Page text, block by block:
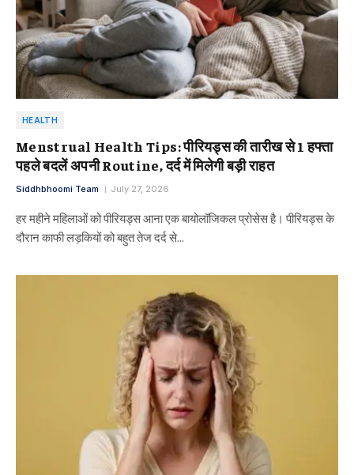
HEALTH
Menstrual Health Tips: पीरियड्स की तारीख से 1 हफ्ता
पहले बदलें अपनी Routine, दर्द में मिलेगी बड़ी राहत
Siddhbhoomi Team July 27, 2026
हर महीने महिलाओं को पीरियड्स आना एक बायोलॉजिकल प्रोसेस है। पीरियड्स के
दौरान काफी लड़कियों को बहुत तेज दर्द से…